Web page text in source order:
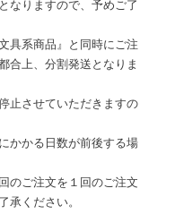
なりますので、予めご了
具系商品』と同時にご注
合上、分割発送となりま
止させていただきますの
かかる日数が前後する場
のご注文を１回のご注文
承ください。